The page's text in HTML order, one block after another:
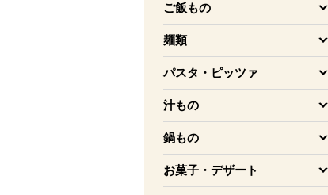
ご飯もの
を開く
麺類
を開く
パスタ・ピッツァ
を開く
汁もの
を開く
鍋もの
を開く
お菓子・デザート
を開く